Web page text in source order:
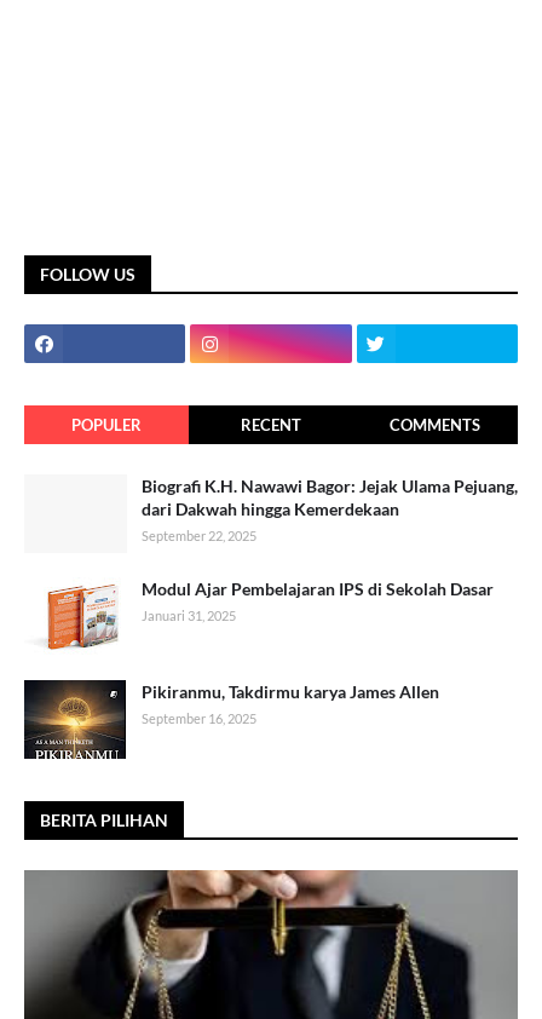
FOLLOW US
POPULER RECENT COMMENTS
Biografi K.H. Nawawi Bagor: Jejak Ulama Pejuang,
dari Dakwah hingga Kemerdekaan
September 22, 2025
Modul Ajar Pembelajaran IPS di Sekolah Dasar
Januari 31, 2025
Pikiranmu, Takdirmu karya James Allen
September 16, 2025
BERITA PILIHAN